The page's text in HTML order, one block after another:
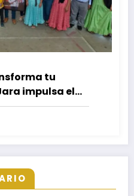
tu
impulsa el
Minas